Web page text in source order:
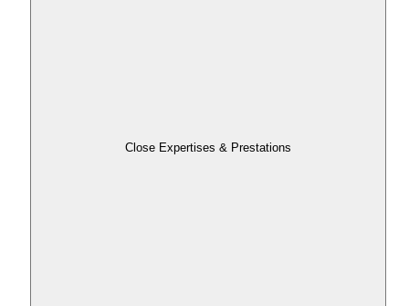
Close Expertises & Prestations